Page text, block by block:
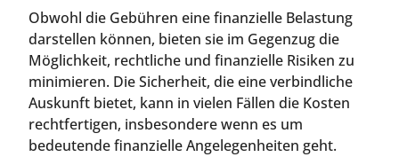
Obwohl die Gebühren eine finanzielle Belastung
darstellen können, bieten sie im Gegenzug die
Möglichkeit, rechtliche und finanzielle Risiken zu
minimieren. Die Sicherheit, die eine verbindliche
Auskunft bietet, kann in vielen Fällen die Kosten
rechtfertigen, insbesondere wenn es um
bedeutende finanzielle Angelegenheiten geht.